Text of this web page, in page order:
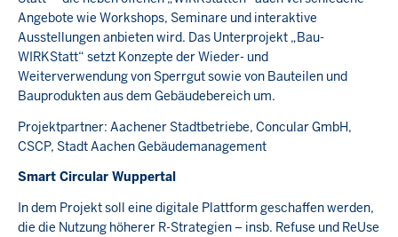
Angebote wie Workshops, Seminare und interaktive
Ausstellungen anbieten wird. Das Unterprojekt „Bau-
WIRKStatt“ setzt Konzepte der Wieder- und
Weiterverwendung von Sperrgut sowie von Bauteilen und
Bauprodukten aus dem Gebäudebereich um.
Projektpartner: Aachener Stadtbetriebe, Concular GmbH,
CSCP, Stadt Aachen Gebäudemanagement
Smart Circular Wuppertal
In dem Projekt soll eine digitale Plattform geschaffen werden,
die die Nutzung höherer R-Strategien – insb. Refuse und ReUse